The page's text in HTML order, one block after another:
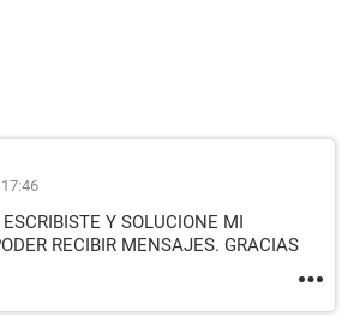
Y SOLUCIONE MI
RECIBIR MENSAJES. GRACIAS